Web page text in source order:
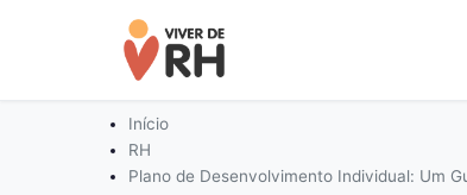
Início
RH
Plano de Desenvolvimento Individual: Um